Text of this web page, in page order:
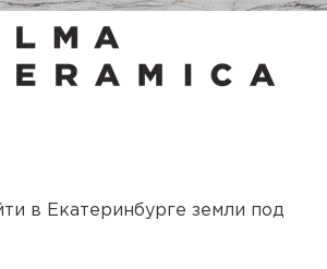
в Екатеринбурге земли под